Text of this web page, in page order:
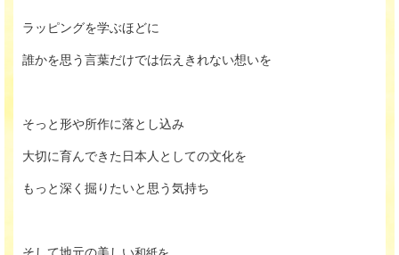
ラッピングを学ぶほどに
誰かを思う言葉だけでは伝えきれない想いを
そっと形や所作に落とし込み
大切に育んできた日本人としての文化を
もっと深く掘りたいと思う気持ち
そして地元の美しい和紙を